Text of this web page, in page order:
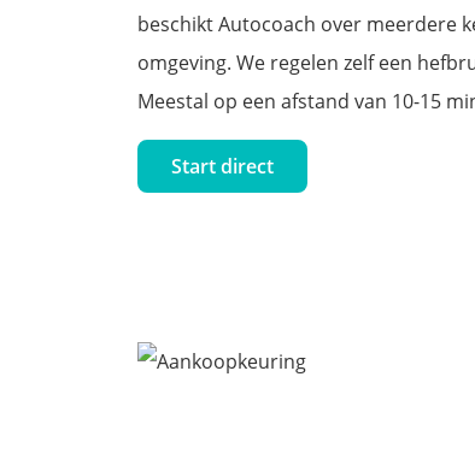
beschikt Autocoach over meerdere
omgeving. We regelen zelf een
Meestal op een afstand van 10-15
Start direct